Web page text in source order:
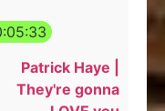
Patrick Haye |
They're gonna